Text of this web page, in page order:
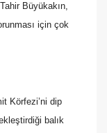
Büyükakın,
için çok
Körfezi’ni dip
balık